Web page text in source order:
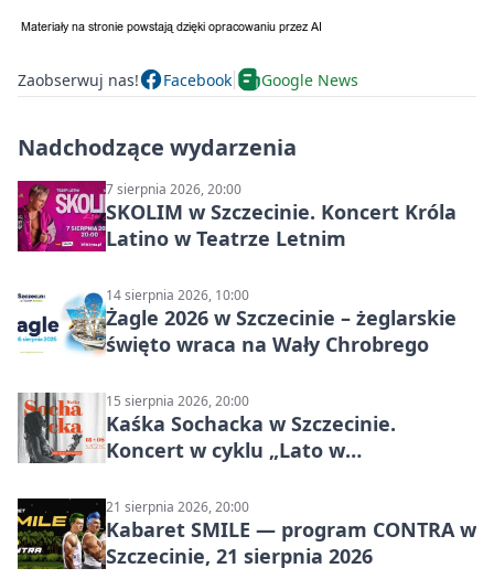
Zaobserwuj nas! Facebook Google News
Nadchodzące wydarzenia
7 sierpnia 2026, 20:00
SKOLIM w Szczecinie. Koncert Króla
Latino w Teatrze Letnim
14 sierpnia 2026, 10:00
Żagle 2026 w Szczecinie – żeglarskie
święto wraca na Wały Chrobrego
15 sierpnia 2026, 20:00
Kaśka Sochacka w Szczecinie.
Koncert w cyklu „Lato w
21 sierpnia 2026, 20:00
Kabaret SMILE — program CONTRA w
Szczecinie, 21 sierpnia 2026